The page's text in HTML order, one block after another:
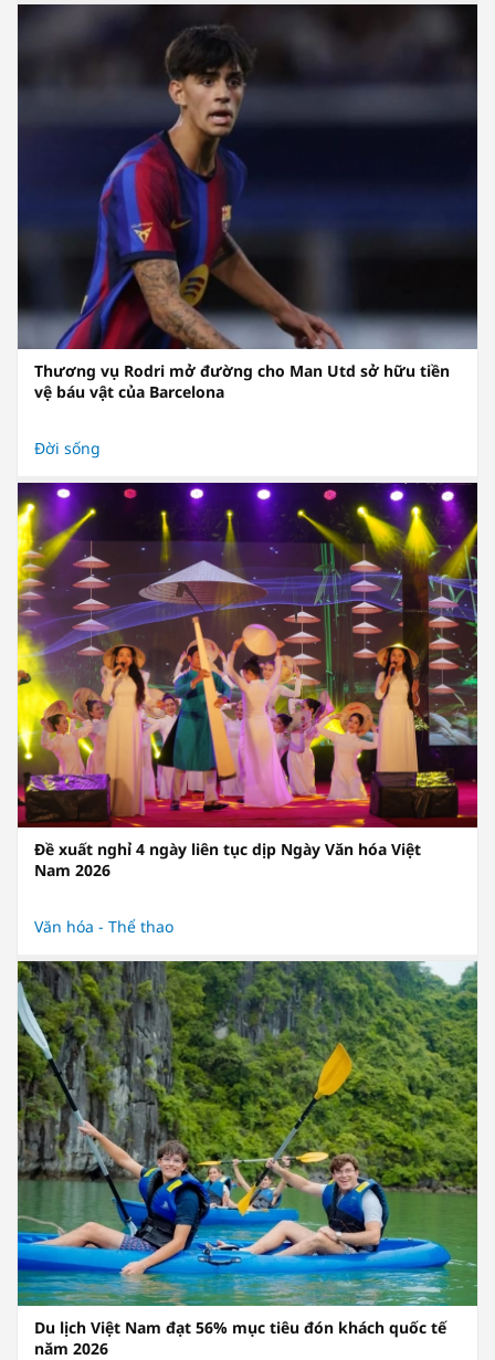
Thương vụ Rodri mở đường cho Man Utd sở hữu tiền
vệ báu vật của Barcelona
Đời sống
Đề xuất nghỉ 4 ngày liên tục dịp Ngày Văn hóa Việt
Nam 2026
Văn hóa - Thể thao
Du lịch Việt Nam đạt 56% mục tiêu đón khách quốc tế
năm 2026